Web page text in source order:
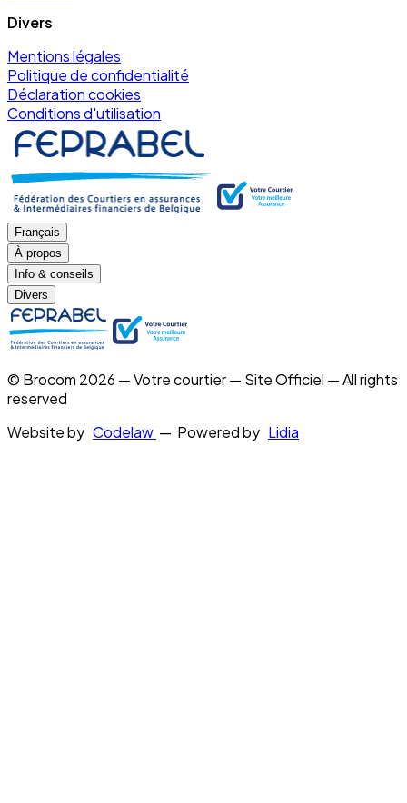
Divers
Mentions légales
Politique de confidentialité
Déclaration cookies
Conditions d'utilisation
Français
À propos
Info & conseils
Divers
© Brocom 2026 — Votre courtier — Site Officiel — All rights
reserved
Website by Codelaw — Powered by Lidia